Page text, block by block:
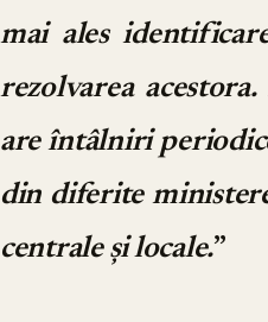
mai ales
rezolvarea
are întâlniri
din diferite
centrale și locale.”